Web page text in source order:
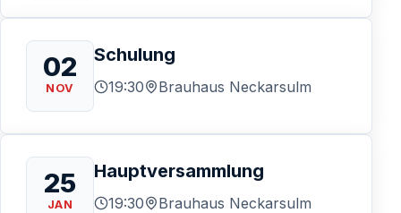
02
NOV
Schulung
19:30 Brauhaus Neckarsulm
25
JAN
Hauptversammlung
19:30 Brauhaus Neckarsulm